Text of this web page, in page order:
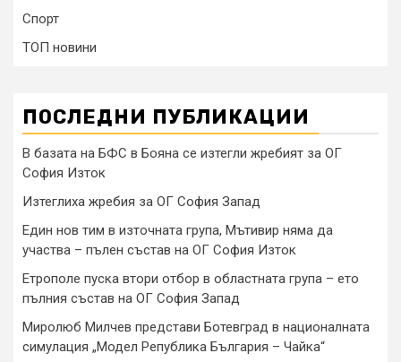
Спорт
ТОП новини
ПОСЛЕДНИ ПУБЛИКАЦИИ
В базата на БФС в Бояна се изтегли жребият за ОГ
София Изток
Изтеглиха жребия за ОГ София Запад
Един нов тим в източната група, Мътивир няма да
участва – пълен състав на ОГ София Изток
Етрополе пуска втори отбор в областната група – ето
пълния състав на ОГ София Запад
Миролюб Милчев представи Ботевград в националната
симулация „Модел Република България – Чайка“